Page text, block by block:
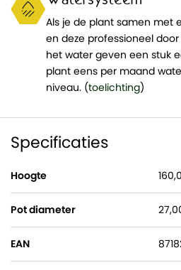
Als je de plant samen met
en deze professioneel
het water geven een stuk
plant eens per maand
niveau. (toelichting)
Specificaties
Hoogte
Pot diameter
EAN